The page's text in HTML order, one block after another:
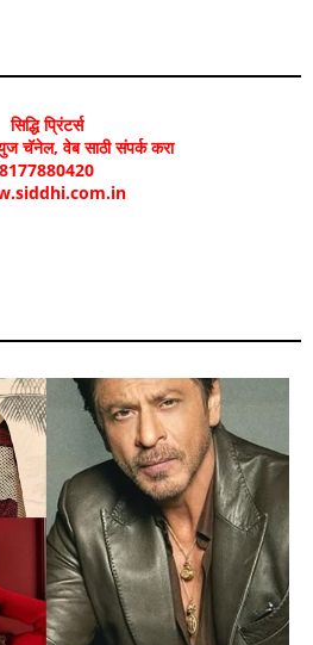
सिद्धि प्रिंटर्स
चॅनेल, वेब साठी संपर्क करा
8177880420